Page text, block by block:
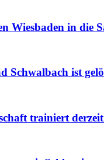
Wiesbaden in die
Schwalbach ist
trainiert